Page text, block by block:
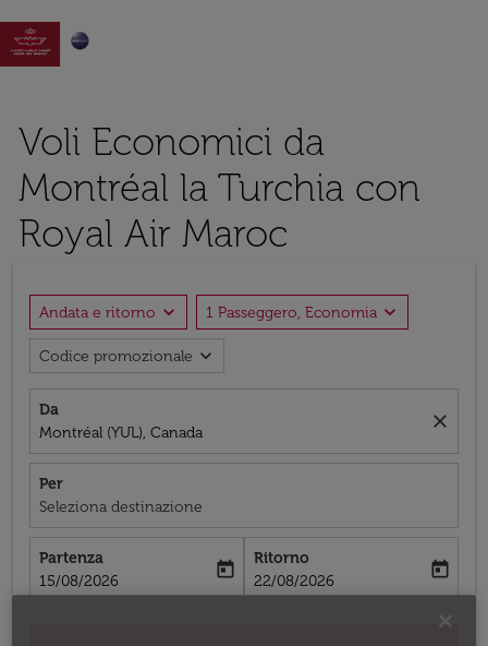

Voli Economici da
Montréal la Turchia con
Royal Air Maroc
Andata e ritorno expand_more 1 Passeggero, Economia expand_more
Codice promozionale expand_more
Da
Montréal (YUL), Canada
close
Per
Seleziona destinazione
Partenza
fc-booking-departure-date-aria-label
15/08/2026
today
Ritorno
fc-booking-return-date-aria-label
22/08/2026
today